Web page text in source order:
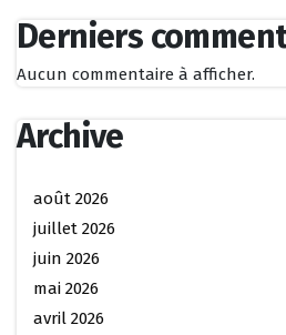
Derniers
Aucun commentaire à afficher.
Archive
août 2026
juillet 2026
juin 2026
mai 2026
avril 2026